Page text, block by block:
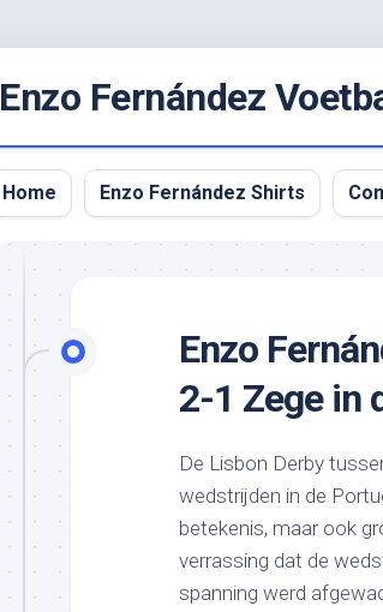
Enzo Fernández
Home Enzo Fernández Shirts
Enzo
2-1 Zege in
De Lisbon Derby
wedstrijden in de
betekenis, maar ook
verrassing dat de
spanning werd